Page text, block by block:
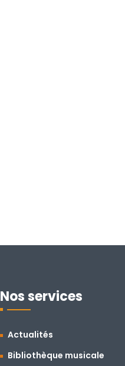
Nos services
Actualités
Bibliothèque musicale